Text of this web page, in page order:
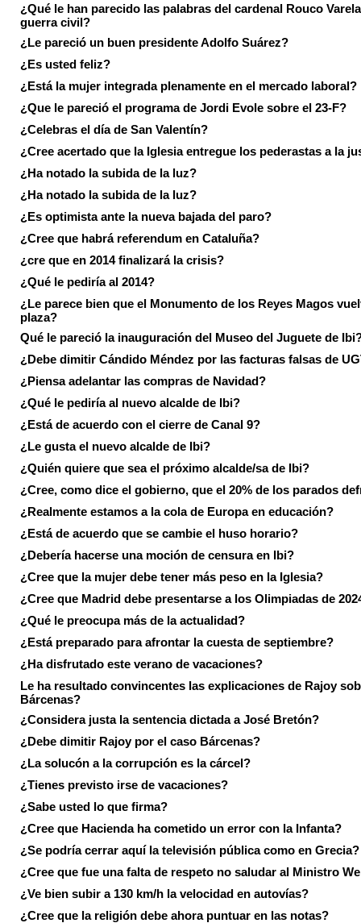
¿Qué le han parecido las palabras del cardenal Rouco
guerra civil?
¿Le pareció un buen presidente Adolfo Suárez?
¿Es usted feliz?
¿Está la mujer integrada plenamente en el mercado laboral?
¿Que le pareció el programa de Jordi Evole sobre el 23-F?
¿Celebras el día de San Valentín?
¿Cree acertado que la Iglesia entregue los pederastas a la
¿Ha notado la subida de la luz?
¿Ha notado la subida de la luz?
¿Es optimista ante la nueva bajada del paro?
¿Cree que habrá referendum en Cataluña?
¿cre que en 2014 finalizará la crisis?
¿Qué le pediría al 2014?
¿Le parece bien que el Monumento de los Reyes Magos
plaza?
Qué le pareció la inauguración del Museo del Juguete de
¿Debe dimitir Cándido Méndez por las facturas falsas de
¿Piensa adelantar las compras de Navidad?
¿Qué le pediría al nuevo alcalde de Ibi?
¿Está de acuerdo con el cierre de Canal 9?
¿Le gusta el nuevo alcalde de Ibi?
¿Quién quiere que sea el próximo alcalde/sa de Ibi?
¿Cree, como dice el gobierno, que el 20% de los parados
¿Realmente estamos a la cola de Europa en educación?
¿Está de acuerdo que se cambie el huso horario?
¿Debería hacerse una moción de censura en Ibi?
¿Cree que la mujer debe tener más peso en la Iglesia?
¿Cree que Madrid debe presentarse a los Olimpiadas de
¿Qué le preocupa más de la actualidad?
¿Está preparado para afrontar la cuesta de septiembre?
¿Ha disfrutado este verano de vacaciones?
Le ha resultado convincentes las explicaciones de Rajoy
Bárcenas?
¿Considera justa la sentencia dictada a José Bretón?
¿Debe dimitir Rajoy por el caso Bárcenas?
¿La solucón a la corrupción es la cárcel?
¿Tienes previsto irse de vacaciones?
¿Sabe usted lo que firma?
¿Cree que Hacienda ha cometido un error con la Infanta?
¿Se podría cerrar aquí la televisión pública como en Grecia?
¿Cree que fue una falta de respeto no saludar al Ministro
¿Ve bien subir a 130 km/h la velocidad en autovías?
¿Cree que la religión debe ahora puntuar en las notas?